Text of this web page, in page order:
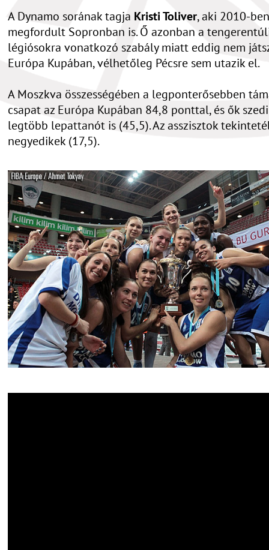
A Dynamo sorának tagja Kristi Toliver, aki 2010-ben
megfordult Sopronban is. Ő azonban a
légiósokra vonatkozó szabály miatt eddig nem
Európa Kupában, vélhetőleg Pécsre sem utazik el.
A Moszkva összességében a legponterősebben
csapat az Európa Kupában 84,8 ponttal, és ők
legtöbb lepattanót is (45,5). Az asszisztok
negyedikek (17,5).